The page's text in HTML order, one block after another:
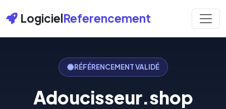
LogicielReferencement
RÉFÉRENCEMENT VALIDÉ
Adoucisseur.shop